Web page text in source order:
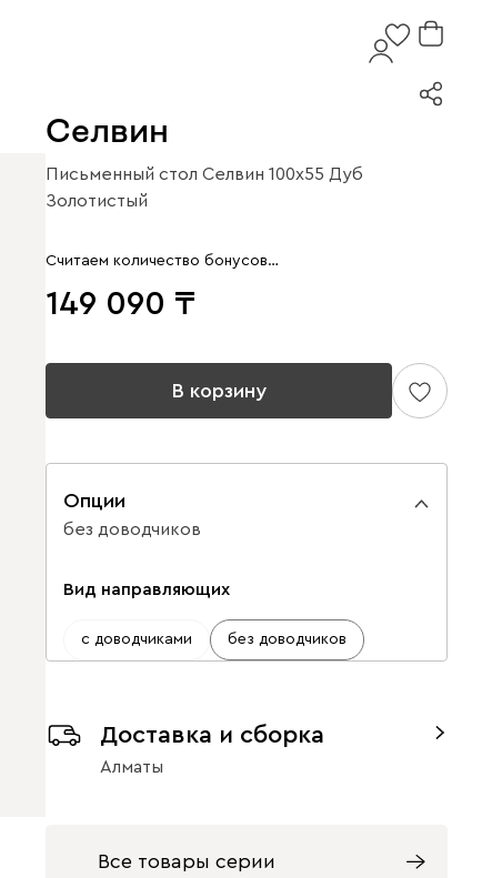
Селвин
Письменный стол Селвин 100x55 Дуб
Золотистый
Считаем количество бонусов…
149 090
В корзину
Опции
без доводчиков
Вид направляющих
с доводчиками без доводчиков
Доставка и сборка
Алматы
Все товары серии